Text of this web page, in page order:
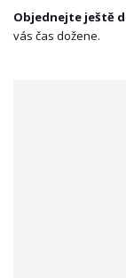
Objednejte ještě
vás čas dožene.